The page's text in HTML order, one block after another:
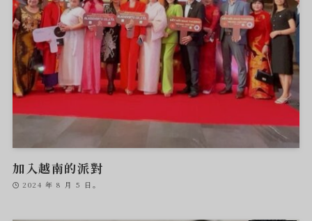
加入越南的派對
2024 年 8 月 5 日。